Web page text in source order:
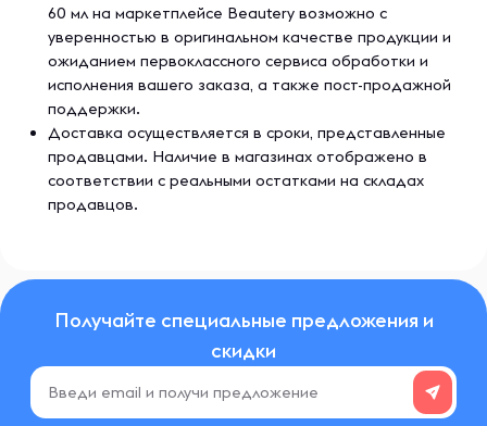
60 мл на маркетплейсе Beautery возможно с
уверенностью в оригинальном качестве продукции и
ожиданием первоклассного сервиса обработки и
исполнения вашего заказа, а также пост-продажной
поддержки.
Доставка осуществляется в сроки, представленные
продавцами. Наличие в магазинах отображено в
соответствии с реальными остатками на складах
продавцов.
Получайте специальные предложения и
скидки